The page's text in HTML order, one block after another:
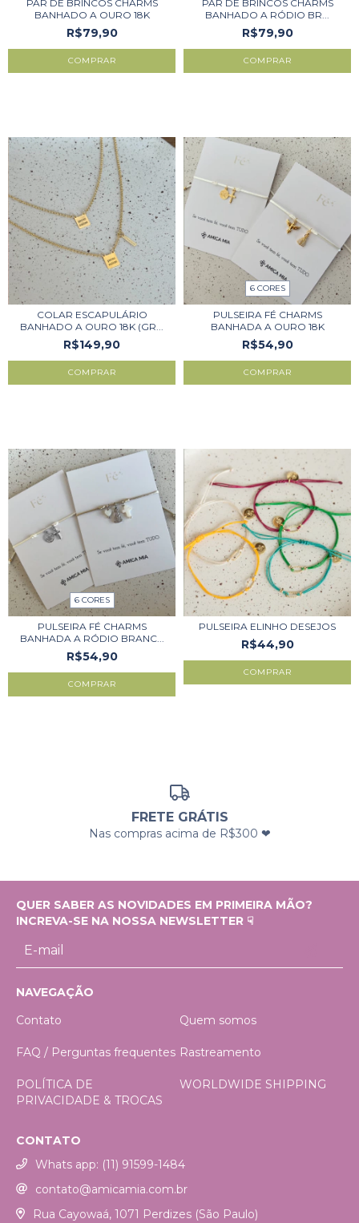
PAR DE BRINCOS CHARMS
BANHADO A OURO 18K
R$79,90
COMPRAR
PAR DE BRINCOS CHARMS
BANHADO A RÓDIO BR...
R$79,90
COMPRAR
COLAR ESCAPULÁRIO
BANHADO A OURO 18K (GR...
R$149,90
6 CORES
PULSEIRA FÉ CHARMS
BANHADA A OURO 18K
R$54,90
COMPRAR
6 CORES
PULSEIRA FÉ CHARMS
BANHADA A RÓDIO BRANC...
R$54,90
COMPRAR
PULSEIRA ELINHO DESEJOS
R$44,90
COMPRAR
FRETE GRÁTIS
Nas compras acima de R$300 ❤
QUER SABER AS NOVIDADES EM PRIMEIRA MÃO?
INCREVA-SE NA NOSSA NEWSLETTER ☟
NAVEGAÇÃO
Contato
Quem somos
FAQ / Perguntas frequentes Rastreamento
POLÍTICA DE
PRIVACIDADE & TROCAS
WORLDWIDE SHIPPING
CONTATO
Whats app: (11) 91599-1484
contato@amicamia.com.br
Rua Cayowaá, 1071 Perdizes (São Paulo)